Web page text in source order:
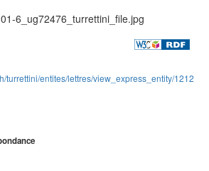
6_ug72476_turrettini_file.jpg
turrettini/entites/lettres/view_express_entity/1212